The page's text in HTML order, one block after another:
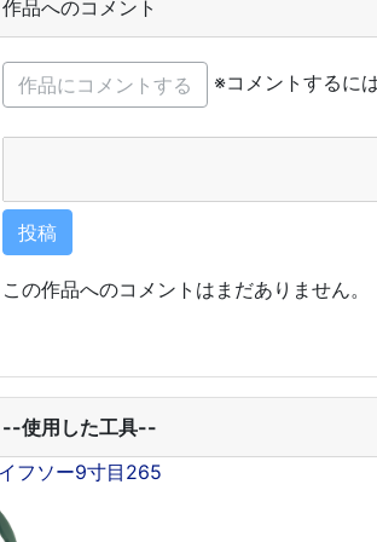
作品へのコメント
※コメントするに
この作品へのコメントはまだありません。
--使用した工具--
フソー9寸目265